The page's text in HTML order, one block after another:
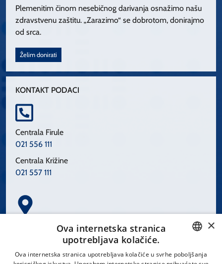
Plemenitim činom nesebičnog darivanja osnažimo našu
zdravstvenu zaštitu. „Zarazimo“ se dobrotom, donirajmo
od srca.
Želim donirati
KONTAKT PODACI
Centrala Firule
021 556 111
Centrala Križine
021 557 111
Spinčićeva 1, 21000 Split
CROATIAN
×
Ova internetska stranica
upotrebljava kolačiće.
Ova internetska stranica upotrebljava kolačiće u svrhe poboljšanja